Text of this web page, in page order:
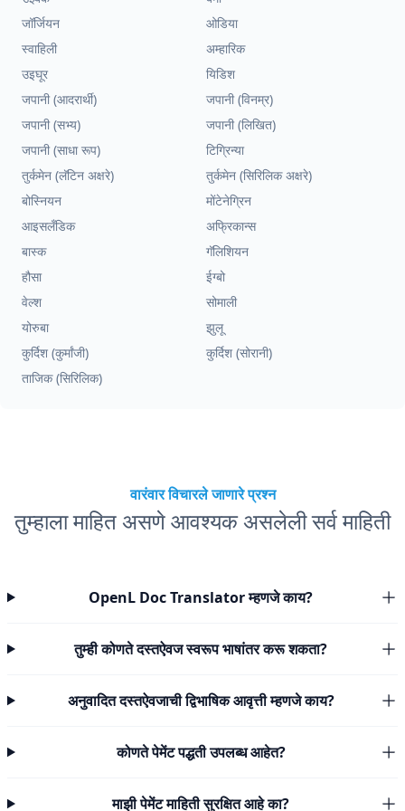
जॉर्जियन
ओडिया
स्वाहिली
अम्हारिक
उइघूर
यिडिश
जपानी (आदरार्थी)
जपानी (विनम्र)
जपानी (सभ्य)
जपानी (लिखित)
जपानी (साधा रूप)
टिग्रिन्या
तुर्कमेन (लॅटिन अक्षरे)
तुर्कमेन (सिरिलिक अक्षरे)
बोस्नियन
मोंटेनेग्रिन
आइसलँडिक
अफ्रिकान्स
बास्क
गॅलिशियन
हौसा
ईग्बो
वेल्श
सोमाली
योरुबा
झुलू
कुर्दिश (कुर्मांजी)
कुर्दिश (सोरानी)
ताजिक (सिरिलिक)
वारंवार विचारले जाणारे प्रश्न
तुम्हाला माहित असणे आवश्यक असलेली सर्व माहिती
OpenL Doc Translator म्हणजे काय?
तुम्ही कोणते दस्तऐवज स्वरूप भाषांतर करू शकता?
अनुवादित दस्तऐवजाची द्विभाषिक आवृत्ती म्हणजे काय?
कोणते पेमेंट पद्धती उपलब्ध आहेत?
माझी पेमेंट माहिती सुरक्षित आहे का?